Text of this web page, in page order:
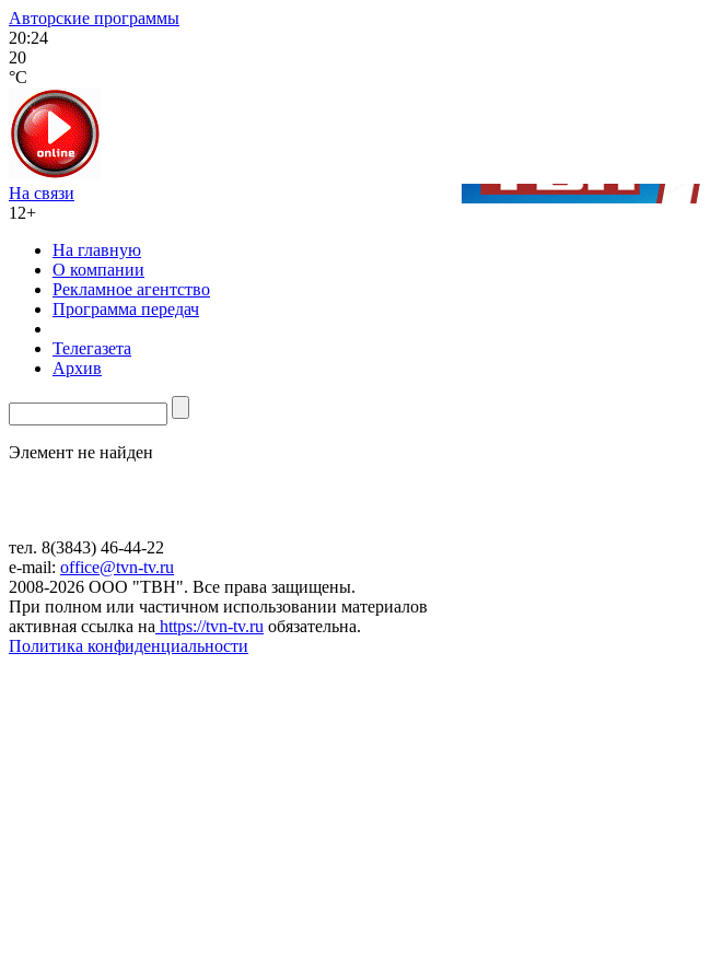
Авторские программы
20:24
20
°C
На связи
12+
На главную
О компании
Рекламное агентство
Программа передач
Телегазета
Архив
Элемент не найден
тел. 8(3843) 46-44-22
e-mail: office@tvn-tv.ru
2008-2026 ООО "ТВН". Все права защищены.
При полном или частичном использовании материалов
активная ссылка на https://tvn-tv.ru обязательна.
Политика конфиденциальности